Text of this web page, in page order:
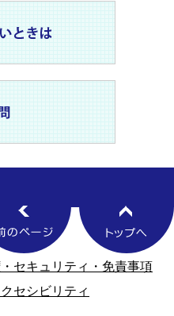
セキュリティ・免責事項
セシビリティ